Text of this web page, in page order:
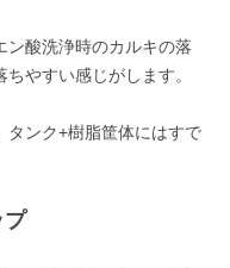
ン酸洗浄時のカルキの落
やすい感じがします。
タンク+樹脂筐体にはすで
プ